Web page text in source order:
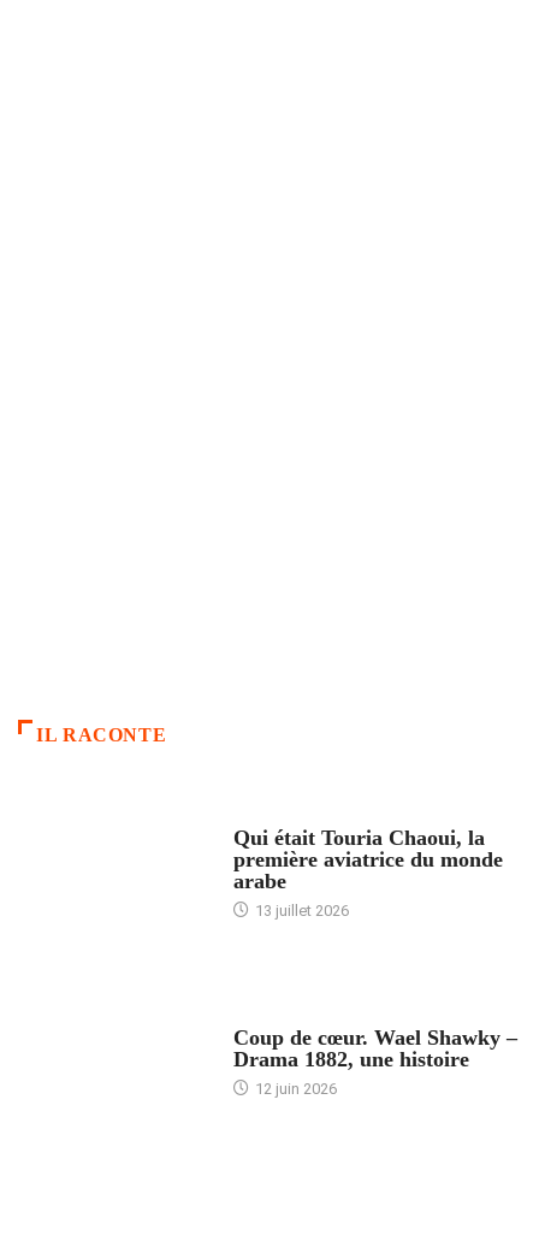
IL RACONTE
Qui était Touria Chaoui, la
première aviatrice du monde
arabe
13 juillet 2026
Coup de cœur. Wael Shawky –
Drama 1882, une histoire
12 juin 2026